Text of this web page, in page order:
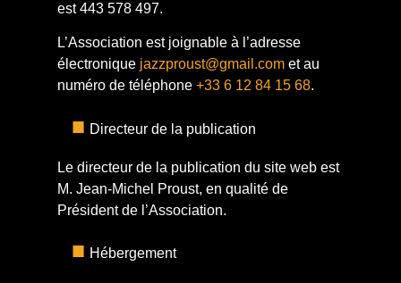
est 443 578 497.
L’Association est joignable à l’adresse
électronique jazzproust@gmail.comet au
numéro de téléphone +33 6 12 84 15 68.
Directeur de la publication
Le directeur de la publication du site web est
M. Jean-Michel Proust, en qualité de
Président de l’Association.
Hébergement